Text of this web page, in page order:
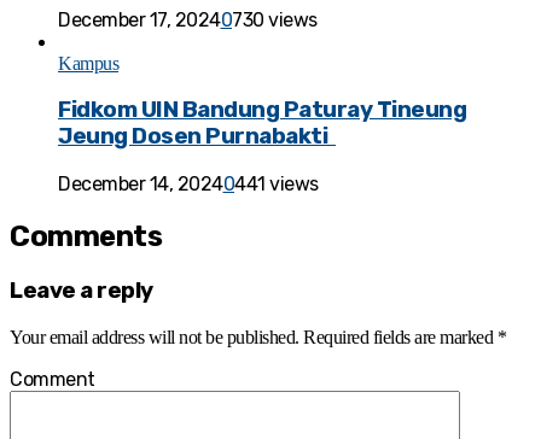
December 17, 20240730 views
Kampus
Fidkom UIN Bandung Paturay Tineung
Jeung Dosen Purnabakti
December 14, 20240441 views
Comments
Leave a reply
Your email address will not be published. Required fields are marked *
Comment